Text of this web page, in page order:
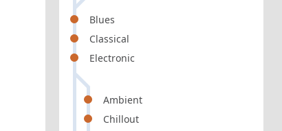
Blues
Classical
Electronic
Ambient
Chillout